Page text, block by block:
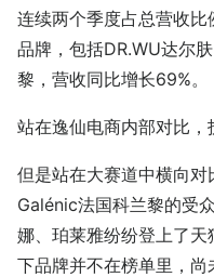
连续两个季度占总营收
品牌，包括DR.WU达尔
黎，营收同比增长69%。
站在逸仙电商内部对比，
但是站在大赛道中横向
Galénic法国科兰黎的受
娜、珀莱雅纷纷登上了
下品牌并不在榜单里，尚